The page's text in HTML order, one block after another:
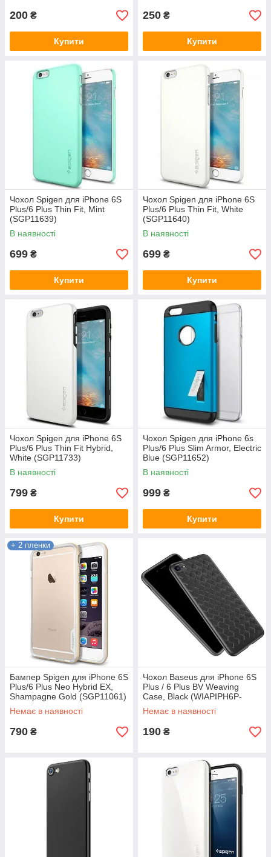
200 ₴
Купити
250 ₴
Купити
Чохол Spigen для iPhone 6S
Plus/6 Plus Thin Fit, Mint
(SGP11639)
В наявності
699 ₴
Купити
Чохол Spigen для iPhone 6S
Plus/6 Plus Thin Fit, White
(SGP11640)
В наявності
699 ₴
Купити
Чохол Spigen для iPhone 6S
Plus/6 Plus Thin Fit Hybrid,
White (SGP11733)
В наявності
799 ₴
Купити
Чохол Spigen для iPhone 6s
Plus/6 Plus Slim Armor, Electric
Blue (SGP11652)
В наявності
999 ₴
Купити
+ 2 пленки
Бампер Spigen для iPhone 6S
Plus/6 Plus Neo Hybrid EX,
Shampagne Gold (SGP11061)
Немає в наявності
790 ₴
Чохол Baseus для iPhone 6S
Plus / 6 Plus BV Weaving
Case, Black (WIAPIPH6P-
BV01)
Немає в наявності
190 ₴